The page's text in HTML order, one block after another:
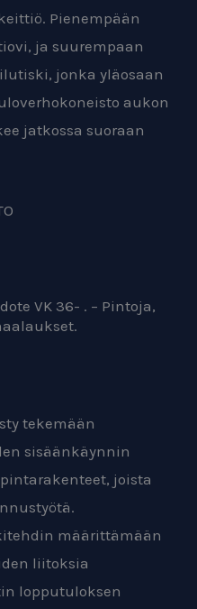
Pienempään
ja suurempaan
jonka yläosaan
aukon
jatkossa suoraan
VK 36- . – Pintoja,
tekemään
sisäänkäynnin
joista
määrittämään
liitoksia
lopputuloksen